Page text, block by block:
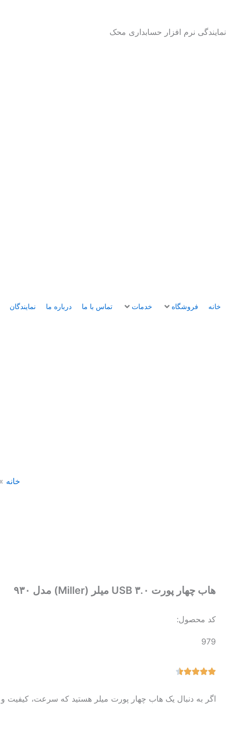
محتوا
نمایندگی نرم افزار حسابداری محک
خانه فروشگاه خدمات تماس با ما درباره ما نمایندگان
خانه »
هاب چهار پورت USB ۳.۰ میلر (Miller) مدل ۹۳۰
کد محصول:
979
اگر به دنبال یک هاب چهار پورت میلر هستید که سرعت، کیفیت و طراحی